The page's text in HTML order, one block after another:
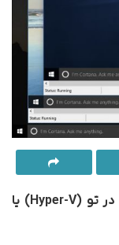
مایکروسافت قابلیت اجرای هایپروایزر تو در تو (Hyper-V) یا